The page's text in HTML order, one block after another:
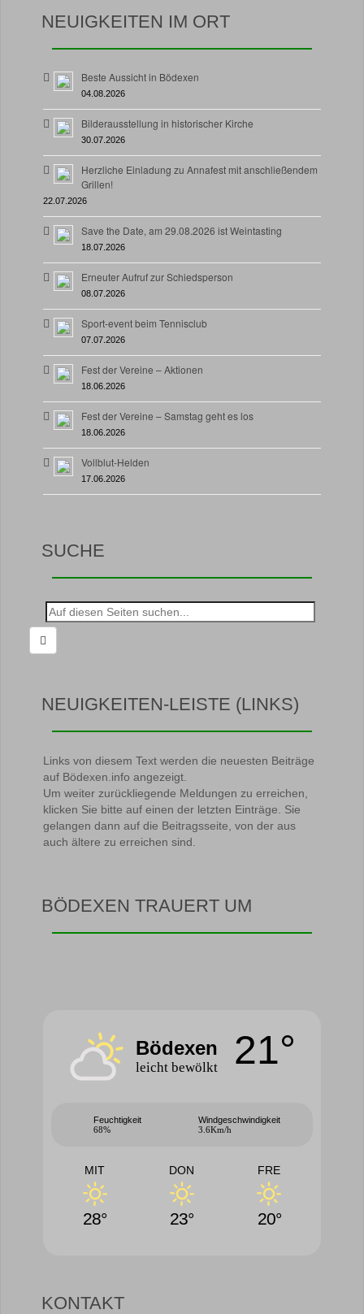
NEUIGKEITEN IM ORT
Beste Aussicht in Bödexen
04.08.2026
Bilderausstellung in historischer Kirche
30.07.2026
Herzliche Einladung zu Annafest mit anschließendem
Grillen!
22.07.2026
Save the Date, am 29.08.2026 ist Weintasting
18.07.2026
Erneuter Aufruf zur Schiedsperson
08.07.2026
Sport-event beim Tennisclub
07.07.2026
Fest der Vereine – Aktionen
18.06.2026
Fest der Vereine – Samstag geht es los
18.06.2026
Vollblut-Helden
17.06.2026
SUCHE
Suche
nach:
NEUIGKEITEN-LEISTE (LINKS)
Links von diesem Text werden die neuesten Beiträge
auf Bödexen.info angezeigt.
Um weiter zurückliegende Meldungen zu erreichen,
klicken Sie bitte auf einen der letzten Einträge. Sie
gelangen dann auf die Beitragsseite, von der aus
auch ältere zu erreichen sind.
BÖDEXEN TRAUERT UM
Bödexen
leicht bewölkt 21°
Feuchtigkeit
68%
Windgeschwindigkeit
3.6Km/h
MIT
28°
DON
23°
FRE
20°
KONTAKT